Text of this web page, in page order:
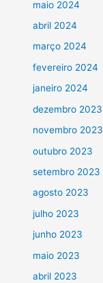
maio 2024
abril 2024
março 2024
fevereiro 2024
janeiro 2024
dezembro 2023
novembro 2023
outubro 2023
setembro 2023
agosto 2023
julho 2023
junho 2023
maio 2023
abril 2023